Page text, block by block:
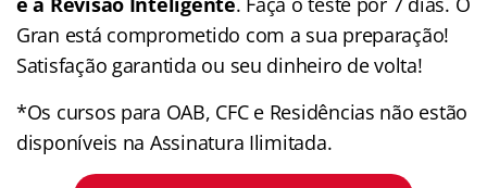
Gran está comprometido com a sua preparação!
Satisfação garantida ou seu dinheiro de volta!
*Os cursos para OAB, CFC e Residências não estão
disponíveis na Assinatura Ilimitada.